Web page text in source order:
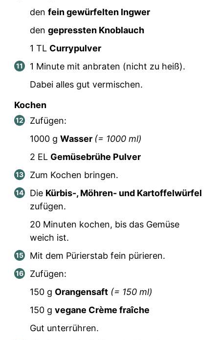
den fein gewürfelten Ingwer
den gepressten Knoblauch
1 TL Currypulver
1 Minute mit anbraten (nicht zu heiß).
Dabei alles gut vermischen.
Kochen
Zufügen:
1000 g Wasser (= 1000 ml)
2 EL Gemüsebrühe Pulver
Zum Kochen bringen.
Die Kürbis-, Möhren- und Kartoffelwürfel
zufügen.
20 Minuten kochen, bis das Gemüse
weich ist.
Mit dem Pürierstab fein pürieren.
Zufügen:
150 g Orangensaft (= 150 ml)
150 g vegane Crème fraîche
Gut unterrühren.